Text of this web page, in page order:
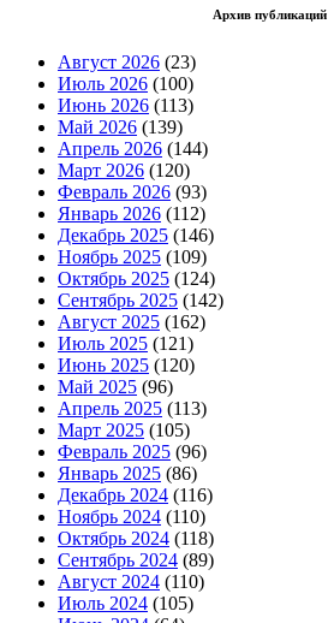
Архив публикаций
Август 2026 (23)
Июль 2026 (100)
Июнь 2026 (113)
Май 2026 (139)
Апрель 2026 (144)
Март 2026 (120)
Февраль 2026 (93)
Январь 2026 (112)
Декабрь 2025 (146)
Ноябрь 2025 (109)
Октябрь 2025 (124)
Сентябрь 2025 (142)
Август 2025 (162)
Июль 2025 (121)
Июнь 2025 (120)
Май 2025 (96)
Апрель 2025 (113)
Март 2025 (105)
Февраль 2025 (96)
Январь 2025 (86)
Декабрь 2024 (116)
Ноябрь 2024 (110)
Октябрь 2024 (118)
Сентябрь 2024 (89)
Август 2024 (110)
Июль 2024 (105)